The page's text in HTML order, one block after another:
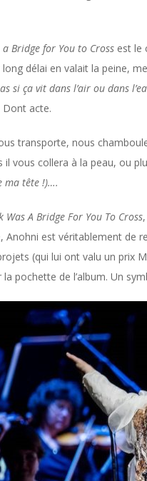
a Bridge for You to Cross est le
long délai en valait la peine,
si ça vit dans l’air ou dans
Dont acte.
transporte, nous
il vous collera à la peau, ou
ma tête !)….
Was A Bridge For You To Cross
Anohni est véritablement de
(qui lui ont valu un prix
la pochette de l’album. Un